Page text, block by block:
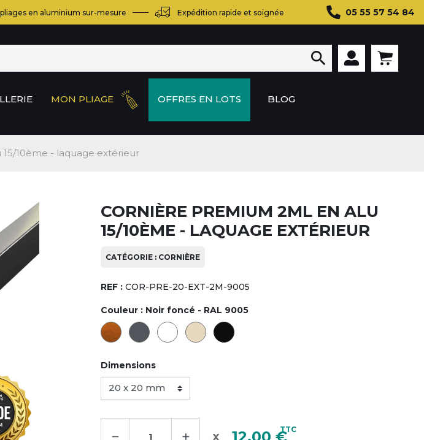
en aluminium sur-mesure Expédition rapide et soignée 05 55 57 54 84
MON PLIAGE OFFRES EN LOTS BLOG

10ème - laquage extérieur
CORNIÈRE PREMIUM 2ML EN ALU
15/10ÈME - LAQUAGE EXTÉRIEUR
CATÉGORIE : CORNIÈRE
REF : COR-PRE-20-EXT-2M-9005
Couleur : Noir foncé - RAL 9005
Dimensions
− + 12,00 €TTC